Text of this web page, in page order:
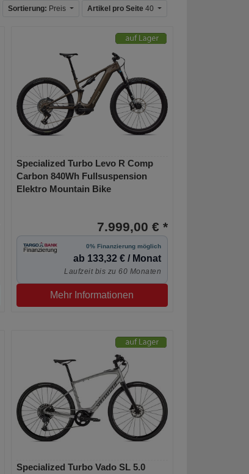
Sortierung: Preis Artikel pro Seite 40
Specialized Turbo Levo R Comp
Carbon 840Wh Fullsuspension
Elektro Mountain Bike
7.999,00 € *
0% Finanzierung möglich
ab 133,32 € / Monat
Laufzeit bis zu 60 Monaten
Mehr Informationen
Specialized Turbo Vado SL 5.0